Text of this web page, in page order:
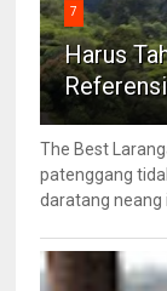
7
Harus
Referensi
The Best
patenggang
daratang neang